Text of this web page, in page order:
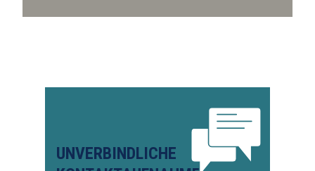
UNVERBINDLICHE